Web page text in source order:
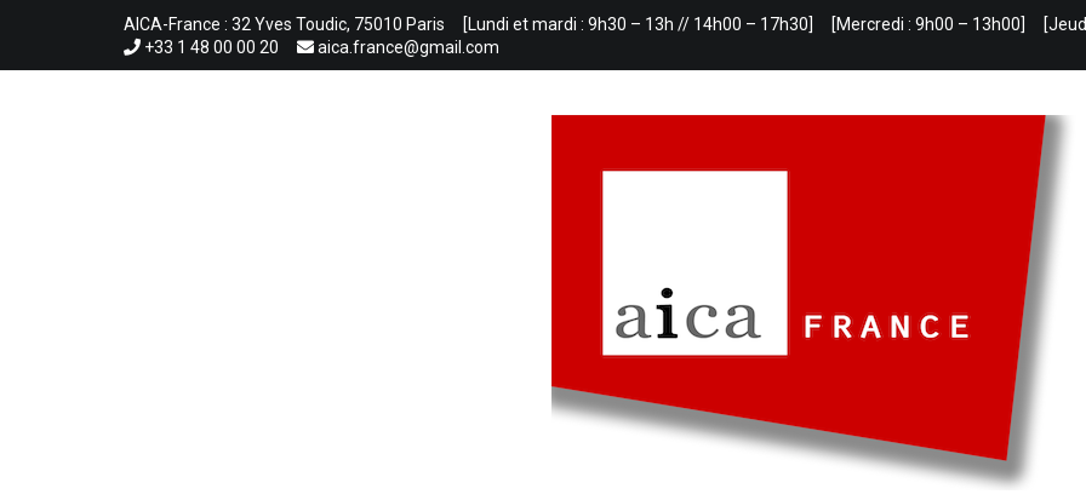
AICA-France : 32 Yves Toudic, 75010 Paris [Lundi et mardi : 9h30 – 13h // 14h00 – 17h30] [Mercredi : 9h00 – 13h00]
+33 1 48 00 00 20
aica.france@gmail.com